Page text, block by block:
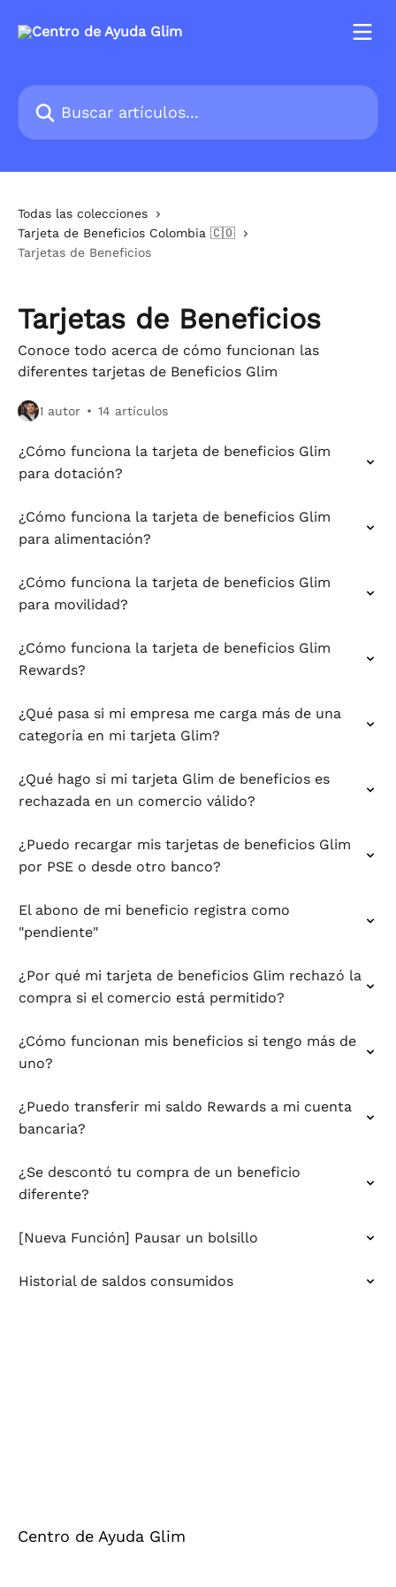
Buscar artículos...
Todas las colecciones
Tarjeta de Beneficios Colombia 🇨🇴
Tarjetas de Beneficios
Tarjetas de Beneficios
Conoce todo acerca de cómo funcionan las
diferentes tarjetas de Beneficios Glim
1 autor 14 artículos
¿Cómo funciona la tarjeta de beneficios Glim
para dotación?
¿Cómo funciona la tarjeta de beneficios Glim
para alimentación?
¿Cómo funciona la tarjeta de beneficios Glim
para movilidad?
¿Cómo funciona la tarjeta de beneficios Glim
Rewards?
¿Qué pasa si mi empresa me carga más de una
categoría en mi tarjeta Glim?
¿Qué hago si mi tarjeta Glim de beneficios es
rechazada en un comercio válido?
¿Puedo recargar mis tarjetas de beneficios Glim
por PSE o desde otro banco?
El abono de mi beneficio registra como
"pendiente"
¿Por qué mi tarjeta de beneficios Glim rechazó la
compra si el comercio está permitido?
¿Cómo funcionan mis beneficios si tengo más de
uno?
¿Puedo transferir mi saldo Rewards a mi cuenta
bancaria?
¿Se descontó tu compra de un beneficio
diferente?
[Nueva Función] Pausar un bolsillo
Historial de saldos consumidos
Centro de Ayuda Glim